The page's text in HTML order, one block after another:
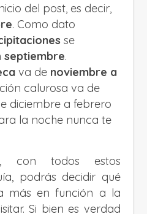
del post, es decir,
. Como dato
se
septiembre.
va de noviembre a
calurosa va de
diciembre a febrero
la noche nunca te
con todos estos
podrás decidir qué
más en función a la
Si bien es verdad